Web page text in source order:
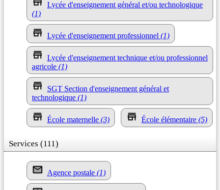
Lycée d'enseignement général et/ou technologique
(1)
Lycée d'enseignement professionnel (1)
Lycée d'enseignement technique et/ou professionnel
agricole (1)
SGT Section d'enseignement général et
technologique (1)
École maternelle (3) École élémentaire (5)
Services (111)
Agence postale (1)